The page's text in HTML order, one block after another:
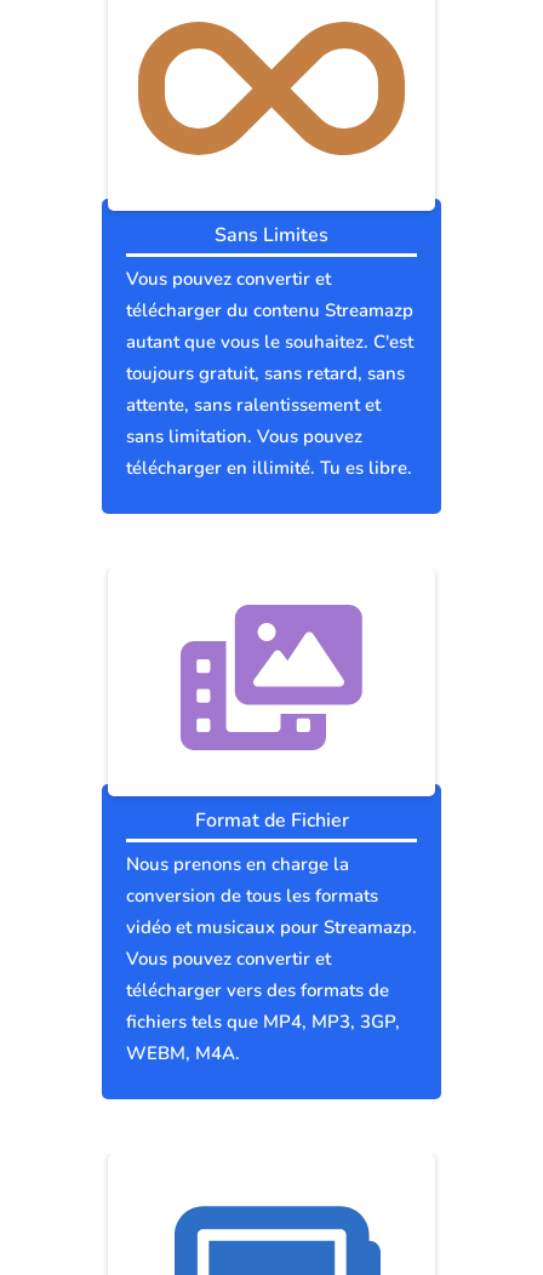
Sans Limites
Vous pouvez convertir et
télécharger du contenu Streamazp
autant que vous le souhaitez. C'est
toujours gratuit, sans retard, sans
attente, sans ralentissement et
sans limitation. Vous pouvez
télécharger en illimité. Tu es libre.
Format de Fichier
Nous prenons en charge la
conversion de tous les formats
vidéo et musicaux pour Streamazp.
Vous pouvez convertir et
télécharger vers des formats de
fichiers tels que MP4, MP3, 3GP,
WEBM, M4A.